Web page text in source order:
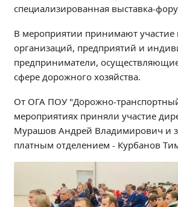
Образовательные стандарты и
Педагогический состав
Материально-техническое
оснащенность образовательного
Доступная среда
Стипендии и меры поддержки
Платные образовательные услуги
Финансово-хозяйственная
Вакантные места для приёма
Международное сотрудничество
Организация питания в
организации
специализированная выставка-
В мероприятии принимают участие
организаций, предприятий и
предприниматели,
сфере дорожного хозяйства.
От ОГА ПОУ "Дорожно-
мероприятиях приняли участие
Мурашов Андрей Владимирович и
платным отделением - Курбанов